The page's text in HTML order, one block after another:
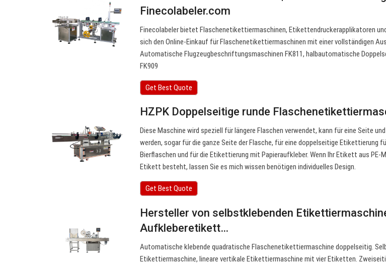
Finecolabeler.com
Finecolabeler bietet Flaschenetikettiermaschinen, Etikettendruckerapplikatoren
sich den Online-Einkauf für Flaschenetikettiermaschinen mit einer vollständigen
Automatische Flugzeugbeschriftungsmaschinen FK811, halbautomatische
FK909
Get Best Quote
HZPK Doppelseitige runde
Diese Maschine wird speziell für längere Flaschen verwendet, kann für eine Seite
werden, sogar für die ganze Seite der Flasche, für eine doppelseitige Etikettierung
Bierflaschen und für die Etikettierung mit Papieraufkleber. Wenn Ihr Etikett aus PE-
Etikett besteht, lassen Sie es mich wissen benötigen individuelles Design.
Get Best Quote
Hersteller von selbstklebenden
Aufkleberetikett…
Automatische klebende quadratische Flaschenetikettiermaschine doppelseitig.
Etikettiermaschine, lineare vertikale Etikettiermaschine mit vier Etiketten.